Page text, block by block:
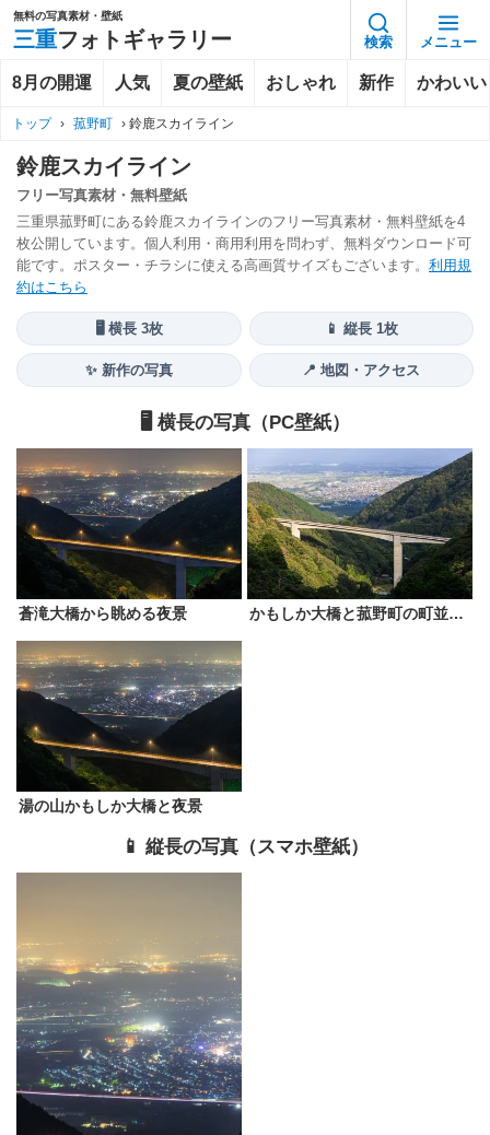
無料の写真素材・壁紙
三重フォトギャラリー 検索 メニュー
8月の開運 人気 夏の壁紙 おしゃれ 新作 かわいい
トップ › 菰野町 › 鈴鹿スカイライン
鈴鹿スカイライン
フリー写真素材・無料壁紙
三重県菰野町にある鈴鹿スカイラインのフリー写真素材・無料壁紙を4
枚公開しています。個人利用・商用利用を問わず、無料ダウンロード可
能です。ポスター・チラシに使える高画質サイズもございます。 利用規
約はこちら
🖥️ 横長 3枚 📱 縦長 1枚
✨ 新作の写真 📍 地図・アクセス
🖥️ 横長の写真（PC壁紙）
蒼滝大橋から眺める夜景 かもしか大橋と菰野町の町並みと
湯の山かもしか大橋と夜景
📱 縦長の写真（スマホ壁紙）